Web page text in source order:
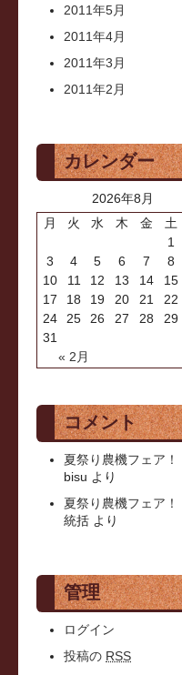
2011年5月
2011年4月
2011年3月
2011年2月
カレンダー
2026年8月
月
火 水 木 金 土
« 2月
1
3
4 5 6 7 8
10
11 12 13 14 15
17
18 19 20 21 22
24
25 26 27 28 29
31
コメント
夏祭り農機フェア！
bisu より
夏祭り農機フェア！
統括 より
管理
ログイン
投稿の RSS